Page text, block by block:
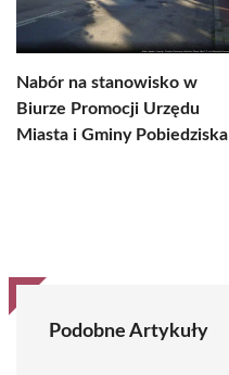
Nabór na stanowisko w
Biurze Promocji Urzędu
Miasta i Gminy Pobiedziska
Podobne Artykuły